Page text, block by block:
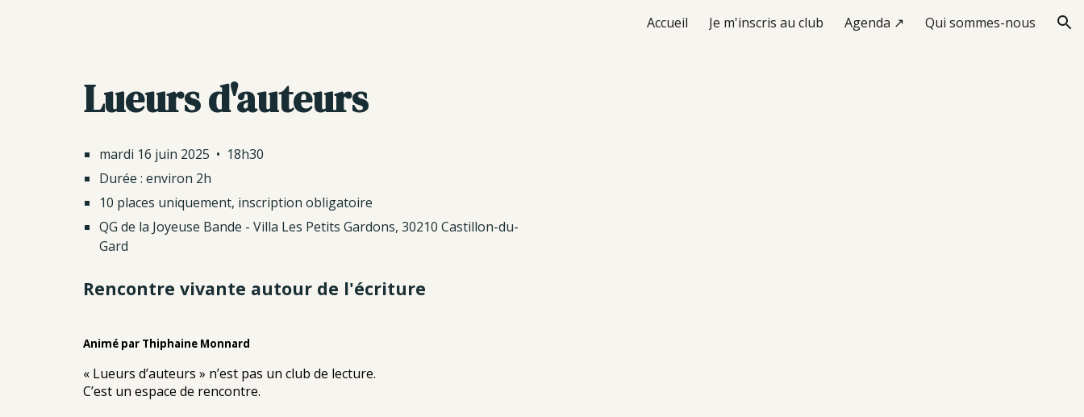
Skip to navigation
Accueil Je m'inscris au club Agenda ↗ Qui sommes-nous
Lueurs d'auteurs
mardi 16 juin 2025 • 18h30
Durée : environ 2h
10 places uniquement, inscription obligatoire
QG de la Joyeuse Bande - Villa Les Petits Gardons, 30210 Castillon-du-
Gard
Rencontre vivante autour de l'écriture
Animé par Thiphaine Monnard
« Lueurs d’auteurs » n’est pas un club de lecture.
C’est un espace de rencontre.